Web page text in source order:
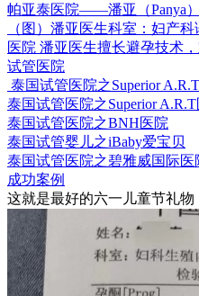
帕亚泰医院——潘亚（Panya）
（图）潘亚医生科室：妇产
医院 潘亚医生擅长避孕技术
试管医院
泰国试管医院之Superior
泰国试管医院之Superior
泰国试管医院之BNH医院
泰国试管婴儿之iBaby爱宝贝
泰国试管医院之碧雅威国际医
成功案例
这就是最好的六一儿童节礼物